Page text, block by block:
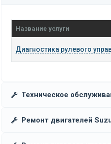
Название услуги
Диагностика рулевого
Техническое
Ремонт двигателей